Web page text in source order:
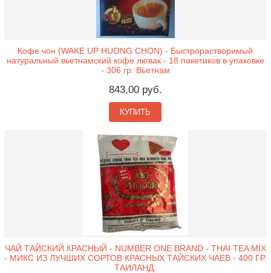
Кофе чон (WAKE UP HUONG CHON) - Быстрорастворимый
натуральный вьетнамский кофе лювак - 18 пакетиков в упаковке
- 306 гр. Вьетнам
843,00 руб.
КУПИТЬ
ЧАЙ ТАЙСКИЙ КРАСНЫЙ - NUMBER ONE BRAND - THAI TEA MIX
- МИКС ИЗ ЛУЧШИХ СОРТОВ КРАСНЫХ ТАЙСКИХ ЧАЕВ - 400 ГР.
ТАИЛАНД.